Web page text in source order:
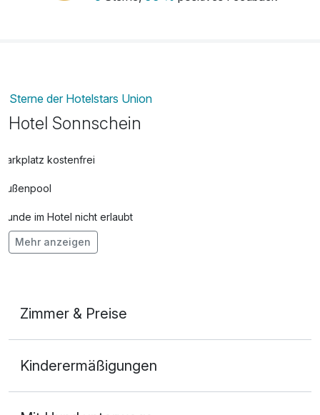
Sterne der Hotelstars Union
Hotel Sonnschein
Parkplatz kostenfrei
Außenpool
Hunde im Hotel nicht erlaubt
Auch vegetarische Speisen
Zimmerservice verfügbar
Mehr anzeigen
Zimmer & Preise
2 Erwachsene
Kinderermäßigungen